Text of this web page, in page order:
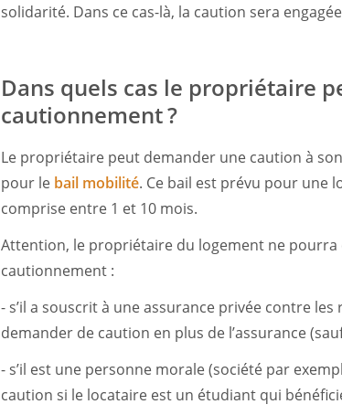
solidarité. Dans ce cas-là, la caution sera
Dans quels cas le propriétaire
cautionnement ?
Le propriétaire peut demander une caution à
pour le bail mobilité. Ce bail est prévu pour une
comprise entre 1 et 10 mois.
Attention, le propriétaire du logement ne pourra
cautionnement :
- s’il a souscrit à une assurance privée contre
demander de caution en plus de l’assurance
- s’il est une personne morale (société par
caution si le locataire est un étudiant qui